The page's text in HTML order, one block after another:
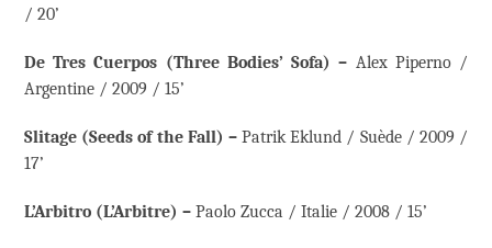
/ 20’
De Tres Cuerpos (Three Bodies’ Sofa) – Alex Piperno /
Argentine / 2009 / 15’
Slitage (Seeds of the Fall) –Patrik Eklund / Suède / 2009 /
17’
L’Arbitro (L’Arbitre) – Paolo Zucca / Italie / 2008 / 15’